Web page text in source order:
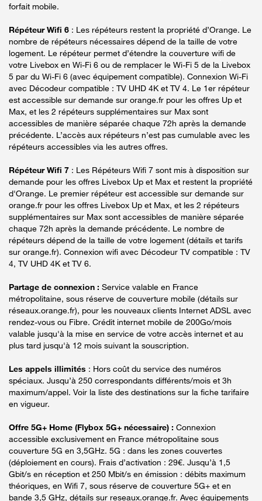
forfait mobile.
Répéteur Wifi 6 : Les répéteurs restent la propriété d’Orange. Le
nombre de répéteurs nécessaires dépend de la taille de votre
logement. Le répéteur permet d’étendre la couverture wifi de
votre Livebox en Wi-Fi 6 ou de remplacer le Wi-Fi 5 de la Livebox
5 par du Wi-Fi 6 (avec équipement compatible). Connexion Wi-Fi
avec Décodeur compatible : TV UHD 4K et TV 4. Le 1er répéteur
est accessible sur demande sur orange.fr pour les offres Up et
Max, et les 2 répéteurs supplémentaires sur Max sont
accessibles de manière séparée chaque 72h après la demande
précédente. L’accès aux répéteurs n’est pas cumulable avec les
répéteurs accessibles via les autres offres.
Répéteur Wifi 7 : Les Répéteurs Wifi 7 sont mis à disposition sur
demande pour les offres Livebox Up et Max et restent la propriété
d'Orange. Le premier répéteur est accessible sur demande sur
orange.fr pour les offres Livebox Up et Max, et les 2 répéteurs
supplémentaires sur Max sont accessibles de manière séparée
chaque 72h après la demande précédente. Le nombre de
répéteurs dépend de la taille de votre logement (détails et tarifs
sur orange.fr). Connexion wifi avec Décodeur TV compatible : TV
4, TV UHD 4K et TV 6.
Partage de connexion : Service valable en France
métropolitaine, sous réserve de couverture mobile (détails sur
réseaux.orange.fr), pour les nouveaux clients Internet ADSL avec
rendez-vous ou Fibre. Crédit internet mobile de 200Go/mois
valable jusqu'à la mise en service de votre accès internet et au
plus tard jusqu'à 12 mois suivant la souscription.
Les appels illimités : Hors coût du service des numéros
spéciaux. Jusqu’à 250 correspondants différents/mois et 3h
maximum/appel. Voir la liste des destinations sur la fiche tarifaire
en vigueur.
Offre 5G+ Home (Flybox 5G+ nécessaire) : Connexion
accessible exclusivement en France métropolitaine sous
couverture 5G en 3,5GHz. 5G : dans les zones couvertes
(déploiement en cours). Frais d’activation : 29€. Jusqu’à 1,5
Gbit/s en réception et 250 Mbit/s en émission : débits maximum
théoriques, en Wifi 7, sous réserve de couverture 5G+ et en
bande 3,5 GHz, détails sur reseaux.orange.fr. Avec équipements